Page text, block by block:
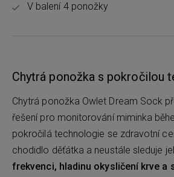
V balení 4 ponožky
Chytrá ponožka s pokročilou
Chytrá ponožka Owlet Dream Sock
řešení pro monitorování miminka
pokročilá technologie se zdravotní
chodidlo děťátka a neustále sleduje
frekvenci, hladinu okysličení krve a